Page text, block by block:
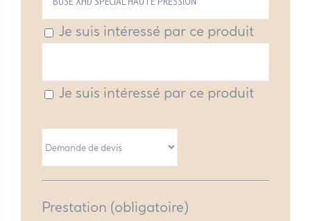
Je suis intéressé par ce produit
Je suis intéressé par ce produit
Prestation (obligatoire)